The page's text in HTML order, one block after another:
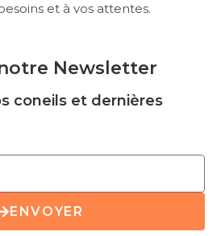
et à vos attentes.
Newsletter
coneils et dernières
ENVOYER